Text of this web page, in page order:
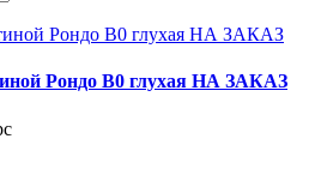
Рондо В0 глухая НА ЗАКАЗ